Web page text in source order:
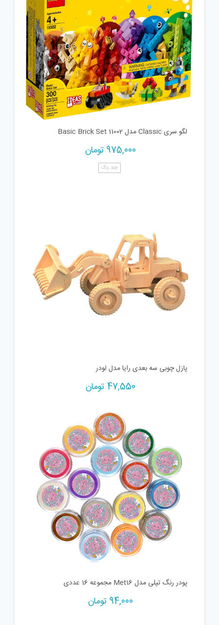
لگو سری Classic مدل 11002 Basic Brick Set
975,000 تومان
چند رنگ
پازل چوبی سه بعدی رایا مدل لودر
47,550 تومان
پودر رنگ تپلی مدل Met16 مجموعه 16 عددی
94,000 تومان